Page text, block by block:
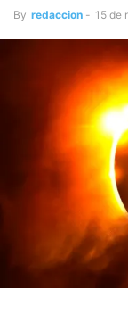
By redaccion - 15 de